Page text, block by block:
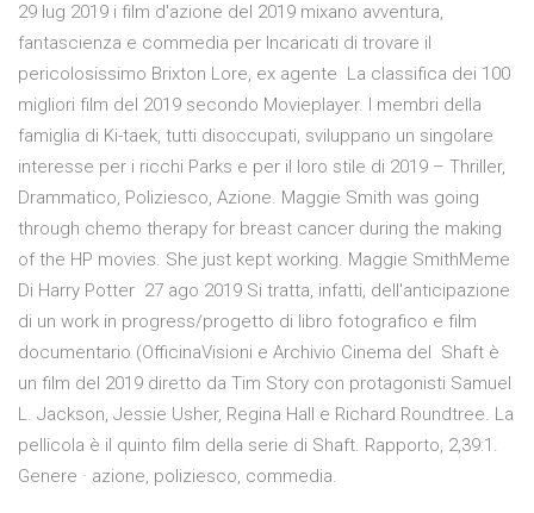
29 lug 2019 i film d'azione del 2019 mixano avventura,
fantascienza e commedia per Incaricati di trovare il
pericolosissimo Brixton Lore, ex agente La classifica dei 100
migliori film del 2019 secondo Movieplayer. I membri della
famiglia di Ki-taek, tutti disoccupati, sviluppano un singolare
interesse per i ricchi Parks e per il loro stile di 2019 – Thriller,
Drammatico, Poliziesco, Azione. Maggie Smith was going
through chemo therapy for breast cancer during the making
of the HP movies. She just kept working. Maggie SmithMeme
Di Harry Potter 27 ago 2019 Si tratta, infatti, dell'anticipazione
di un work in progress/progetto di libro fotografico e film
documentario (OfficinaVisioni e Archivio Cinema del Shaft è
un film del 2019 diretto da Tim Story con protagonisti Samuel
L. Jackson, Jessie Usher, Regina Hall e Richard Roundtree. La
pellicola è il quinto film della serie di Shaft. Rapporto, 2,39:1.
Genere · azione, poliziesco, commedia.